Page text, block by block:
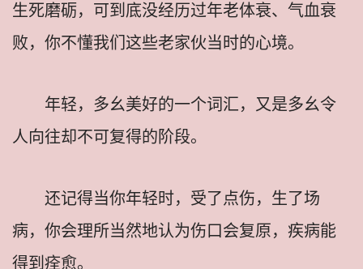
生死磨砺，可到底没经历过年老体衰、气血衰
败，你不懂我们这些老家伙当时的心境。
年轻，多幺美好的一个词汇，又是多幺令
人向往却不可复得的阶段。
还记得当你年轻时，受了点伤，生了场
病，你会理所当然地认为伤口会复原，疾病能
得到痊愈。